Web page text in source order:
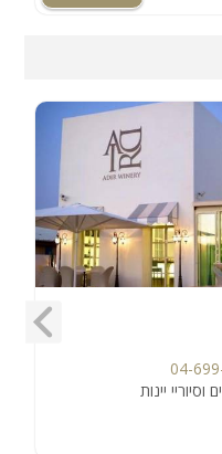
04-
יינות